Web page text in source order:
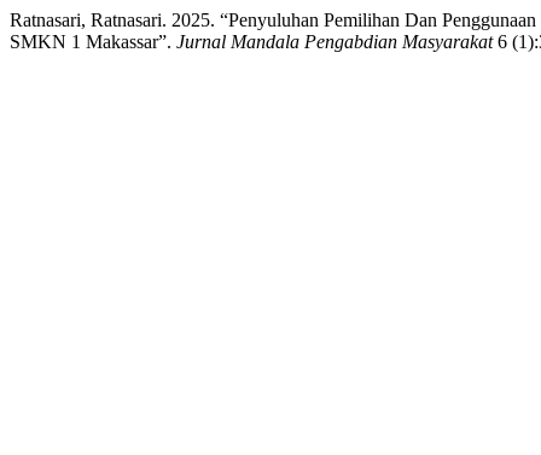
Ratnasari, Ratnasari. 2025. “Penyuluhan Pemilihan Dan
SMKN 1 Makassar”. Jurnal Mandala Pengabdian Masyarakat6